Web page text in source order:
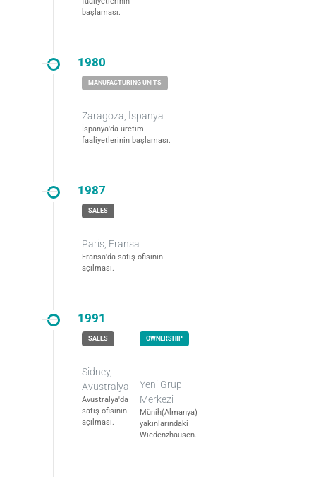
başlaması.
1980
Zaragoza, İspanya
İspanya'da üretim
faaliyetlerinin başlaması.
1987
Paris, Fransa
Fransa'da satış ofisinin
açılması.
1991
Sidney,
Avustralya
Avustralya'da
satış ofisinin
açılması.
Yeni Grup
Merkezi
Münih(Almanya)
yakınlarındaki
Wiedenzhausen.